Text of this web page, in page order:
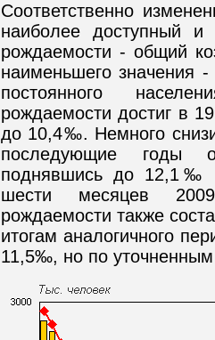
Соответственно
наиболее доступный и
рождаемости - общий
наименьшего значения
постоянного
рождаемости достиг в
до 10,4‰. Немного
последующие годы
поднявшись до 12,1‰
шести месяцев
рождаемости также
итогам аналогичного
11,5‰, но по